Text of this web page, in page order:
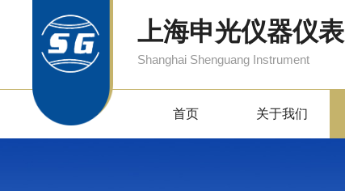
上海申光仪器仪表
Shanghai Shenguang Instrument
首页 关于我们